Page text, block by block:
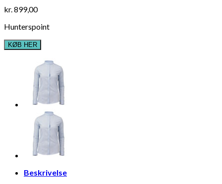
kr.899,00
Hunterspoint
KØB HER
Beskrivelse